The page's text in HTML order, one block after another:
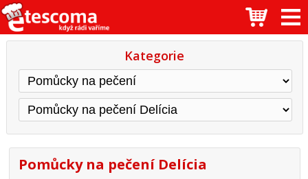
Kategorie
Pomůcky na pečení Delícia